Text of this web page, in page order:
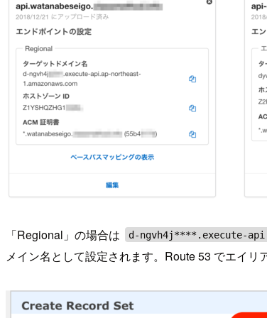
「Regional」の場合は d-ngvh4j****.execute-
メイン名として設定されます。Route 53 でエイ